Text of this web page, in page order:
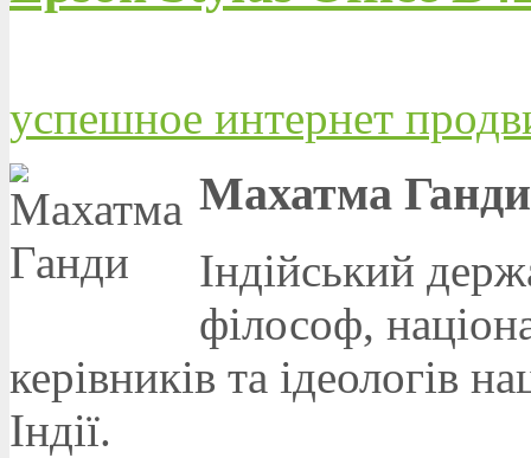
успешное интернет
Махатма
Індійський
філософ,
керівників та ідеологів
Індії.